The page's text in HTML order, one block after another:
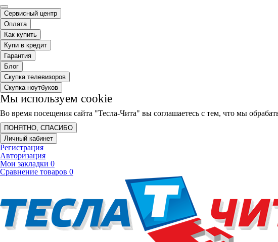
Сервисный центр
Оплата
Как купить
Купи в кредит
Гарантия
Блог
Скупка телевизоров
Скупка ноутбуков
Мы используем cookie
Во время посещения сайта "Тесла-Чита" вы соглашаетесь с тем, что мы
ПОНЯТНО, СПАСИБО
Личный кабинет
Регистрация
Авторизация
Мои закладки 0
Сравнение товаров 0